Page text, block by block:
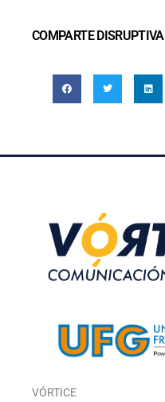
COMPARTE DISRUPTIVA
VÓRTICE